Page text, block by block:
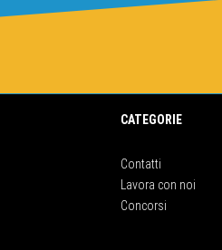
CATEGORIE
Contatti
Lavora con noi
Concorsi